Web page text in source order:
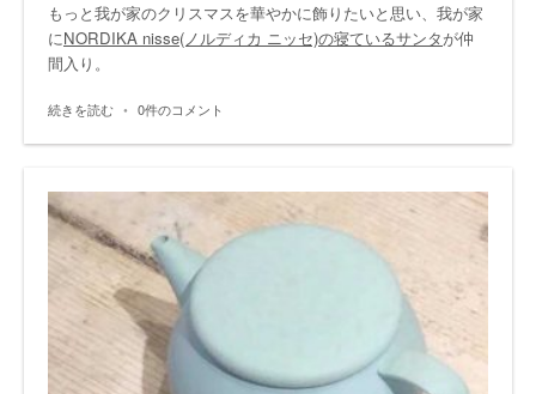
もっと我が家のクリスマスを華やかに飾りたいと思い、我が家
にNORDIKA nisse(ノルディカ ニッセ)の寝ているサンタが仲
間入り。
続きを読む • 0件のコメント